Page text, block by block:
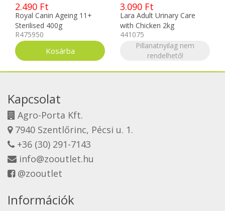
2.490 Ft
Royal Canin Ageing 11+
Sterilised 400g
R475950
3.090 Ft
Lara Adult Urinary Care
with Chicken 2kg
441075
Pillanatnyilag nem
rendelhető!
Kapcsolat
Agro-Porta Kft.
7940 Szentlőrinc, Pécsi u. 1.
+36 (30) 291-7143
info@zooutlet.hu
@zooutlet
Információk